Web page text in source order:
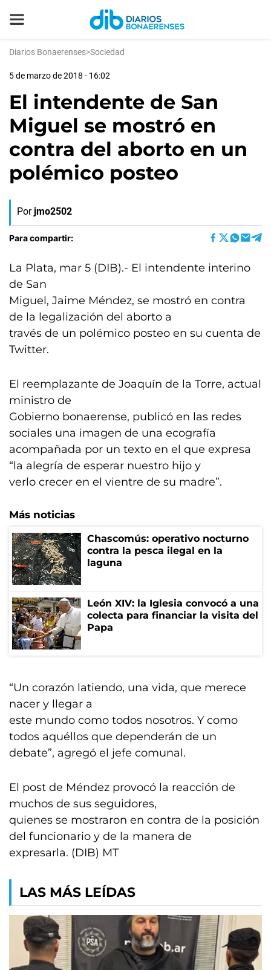
Diarios Bonaerenses>Sociedad
5 de marzo de 2018 - 16:02
El intendente de San
Miguel se mostró en
contra del aborto en un
polémico posteo
Por jmo2502
Para compartir:
La Plata, mar 5 (DIB).- El intendente interino
de San
Miguel, Jaime Méndez, se mostró en contra
de la legalización del aborto a
través de un polémico posteo en su cuenta de
Twitter.
El reemplazante de Joaquín de la Torre, actual
ministro de
Gobierno bonaerense, publicó en las redes
sociales una imagen de una ecografía
acompañada por un texto en el que expresa
“la alegría de esperar nuestro hijo y
verlo crecer en el vientre de su madre”.
Más noticias
Chascomús: operativo nocturno
contra la pesca ilegal en la
laguna
León XIV: la Iglesia convocó a una
colecta para financiar la visita del
Papa
“Un corazón latiendo, una vida, que merece
nacer y llegar a
este mundo como todos nosotros. Y como
todos aquéllos que dependerán de un
debate”, agregó el jefe comunal.
El post de Méndez provocó la reacción de
muchos de sus seguidores,
quienes se mostraron en contra de la posición
del funcionario y de la manera de
expresarla. (DIB) MT
LAS MÁS LEÍDAS